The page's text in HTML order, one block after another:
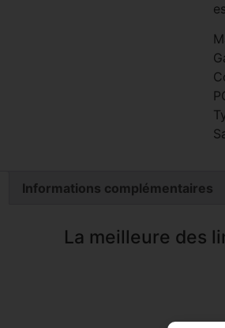
Informations complémentaires
La meilleure des